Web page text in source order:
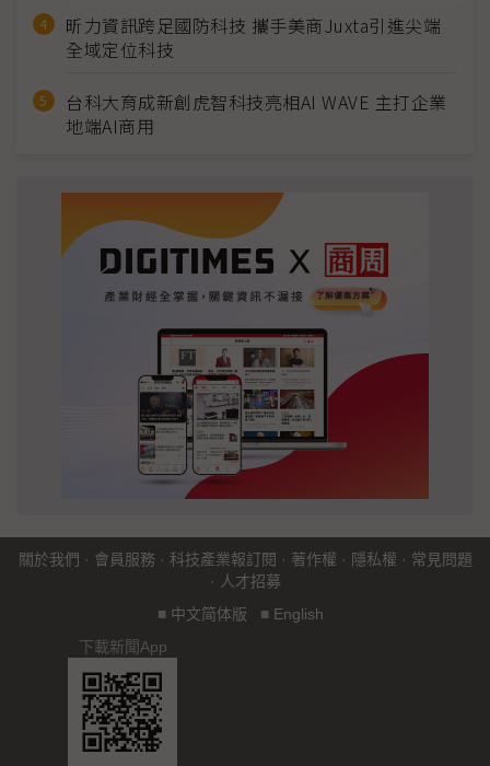
昕力資訊跨足國防科技 攜手美商Juxta引進尖端
全域定位科技
台科大育成新創虎智科技亮相AI WAVE 主打企業
地端AI商用
關於我們 · 會員服務 · 科技產業報訂閱 · 著作權 · 隱私權 · 常見問題
· 人才招募
■ 中文简体版 ■ English
下載新聞App